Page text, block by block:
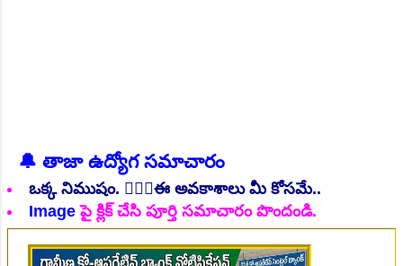
🔔 తాజా ఉద్యోగ సమాచారం
ఒక్క నిముషం. 💁🏻‍♂️ఈ అవకాశాలు మీ కోసమే..
Imageపై క్లిక్ చేసి పూర్తి సమాచారం పొందండి.
👆Online Applications Ends on 06-August-2026